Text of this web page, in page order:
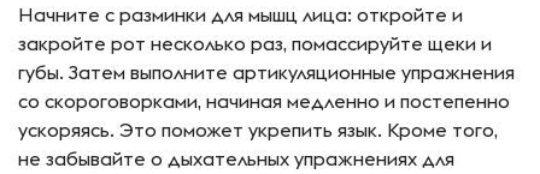
Начните с разминки для мышц лица: откройте и
закройте рот несколько раз, помассируйте щеки и
губы. Затем выполните артикуляционные упражнения
со скороговорками, начиная медленно и постепенно
ускоряясь. Это поможет укрепить язык. Кроме того,
не забывайте о дыхательных упражнениях для